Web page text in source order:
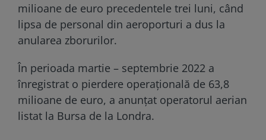
milioane de euro precedentele trei luni, când
lipsa de personal din aeroporturi a dus la
anularea zborurilor.
În perioada martie – septembrie 2022 a
înregistrat o pierdere operaţională de 63,8
milioane de euro, a anunţat operatorul aerian
listat la Bursa de la Londra.